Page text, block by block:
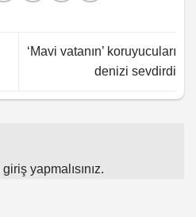
‘Mavi vatanın’ koruyucuları
denizi sevdirdi
giriş yapmalısınız.